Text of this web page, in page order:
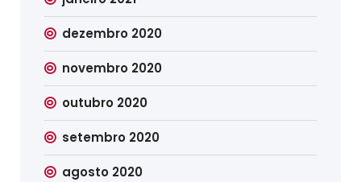
dezembro 2020
novembro 2020
outubro 2020
setembro 2020
agosto 2020